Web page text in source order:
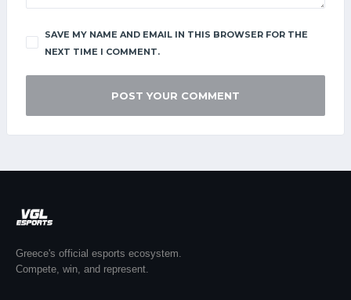
SAVE MY NAME AND EMAIL IN THIS BROWSER FOR THE
NEXT TIME I COMMENT.
Greece's official esports ecosystem.
Compete, win, and represent.